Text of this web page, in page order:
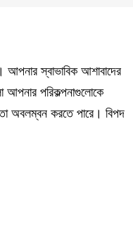
স্বাভাবিক আশাবাদের
আপনার পরিকল্পনাগুলোকে
অবলম্বন করতে পারে। বিপদ